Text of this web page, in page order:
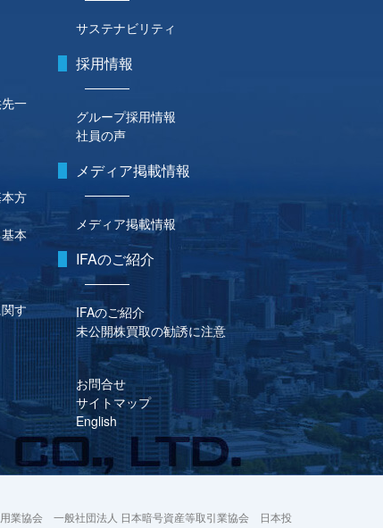
一
方
本
す
サステナビリティ
採用情報
グループ採用情報
社員の声
メディア掲載情報
メディア掲載情報
IFAのご紹介
IFAのご紹介
未公開株買取の勧誘に注意
お問合せ
サイトマップ
English
業協会 一般社団法人 日本暗号資産等取引業協会 日本投